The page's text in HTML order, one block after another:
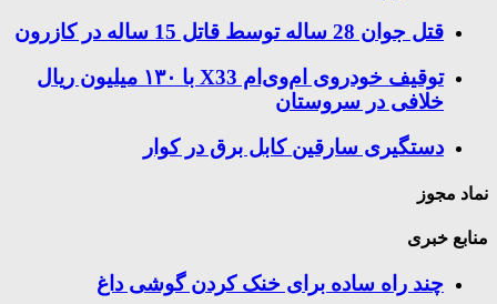
قتل جوان 28 ساله توسط قاتل 15 ساله در کازرون
توقیف خودروی ام‌وی‌ام X33 با ۱۳۰ میلیون ریال
خلافی در سروستان
دستگیری سارقین کابل برق در کوار
نماد مجوز
منابع خبری
چند راه‌ ساده برای خنک کردن گوشی داغ